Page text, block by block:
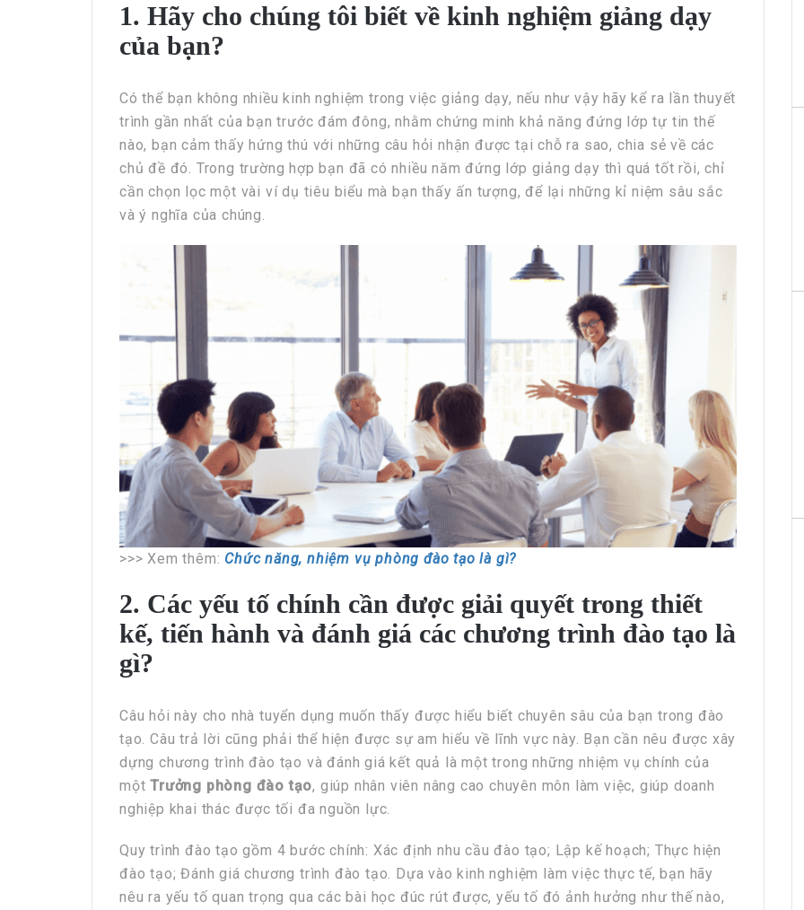
1. Hãy cho chúng tôi biết về kinh nghiệm giảng dạy
của bạn?
Có thể bạn không nhiều kinh nghiệm trong việc giảng dạy, nếu như vậy hãy kể ra lần thuyết
trình gần nhất của bạn trước đám đông, nhằm chứng minh khả năng đứng lớp tự tin thế
nào, bạn cảm thấy hứng thú với những câu hỏi nhận được tại chỗ ra sao, chia sẻ về các
chủ đề đó. Trong trường hợp bạn đã có nhiều năm đứng lớp giảng dạy thì quá tốt rồi, chỉ
cần chọn lọc một vài ví dụ tiêu biểu mà bạn thấy ấn tượng, để lại những kỉ niệm sâu sắc
và ý nghĩa của chúng.
>>> Xem thêm: Chức năng, nhiệm vụ phòng đào tạo là gì?
2. Các yếu tố chính cần được giải quyết trong thiết
kế, tiến hành và đánh giá các chương trình đào tạo là
gì?
Câu hỏi này cho nhà tuyển dụng muốn thấy được hiểu biết chuyên sâu của bạn trong đào
tạo. Câu trả lời cũng phải thể hiện được sự am hiểu về lĩnh vực này. Bạn cần nêu được xây
dựng chương trình đào tạo và đánh giá kết quả là một trong những nhiệm vụ chính của
một Trưởng phòng đào tạo, giúp nhân viên nâng cao chuyên môn làm việc, giúp doanh
nghiệp khai thác được tối đa nguồn lực.
Quy trình đào tạo gồm 4 bước chính: Xác định nhu cầu đào tạo; Lập kế hoạch; Thực hiện
đào tạo; Đánh giá chương trình đào tạo. Dựa vào kinh nghiệm làm việc thực tế, bạn hãy
nêu ra yếu tố quan trọng qua các bài học đúc rút được, yếu tố đó ảnh hưởng như thế nào,